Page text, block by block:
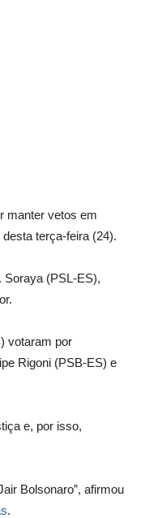
manter vetos em
terça-feira (24).
Soraya (PSL-ES),
votaram por
Rigoni (PSB-ES) e
e, por isso,
Bolsonaro”, afirmou
.